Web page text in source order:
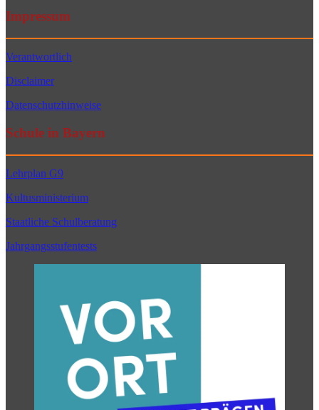
Impressum
Verantwortlich
Disclaimer
Datenschutzhinweise
Schule in Bayern
Lehrplan G9
Kultusministerium
Staatliche Schulberatung
Jahrgangsstufentests